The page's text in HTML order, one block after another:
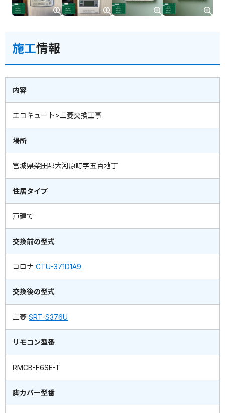
施工情報
内容
エコキュート>三菱交換工事
場所
宮城県柴田郡大河原町字五百地丁
住居タイプ
戸建て
交換前の型式
コロナ CTU-371D1A9
交換後の型式
三菱 SRT-S376U
リモコン型番
RMCB-F6SE-T
脚カバー型番